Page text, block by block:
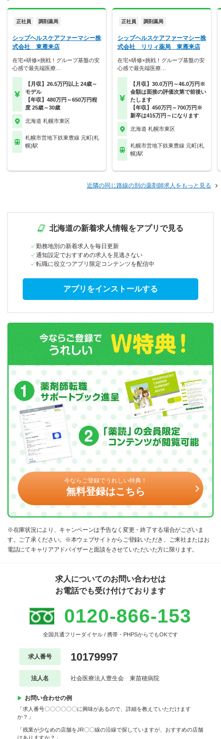
正社員 調剤薬局
シップヘルスケアファーマシー株
式会社 東雁来店
在宅×研修×挑戦！グループ基盤の安
心感で最先端医療…
【月収】26.5万円以上 24歳～
モデル
【年収】480万円～650万円程
度 25歳～30歳
北海道 札幌市東区
札幌市営地下鉄東豊線 元町(札
幌)駅
正社員 調剤薬局
シップヘルスケアファーマシー株
式会社 リリィ薬局 東雁来店
在宅×研修×挑戦！グループ基盤の安
心感で最先端医療…
【月収】30.0万円～46.0万円※
金額は面接の評価次第で前後い
たします
【年収】450万円～700万円※
新卒は415万円～になります
北海道 札幌市東区
札幌市営地下鉄東豊線 元町(札
幌)駅
近隣の同じ路線の別の薬剤師求人をもっと見る
北海道の新着求人情報をアプリで見る
勤務地別の新着求人を毎日更新
通知設定でおすすめの求人を見逃さない
転職に役立つアプリ限定コンテンツを配信中
アプリをインストールする
今ならご登録でうれしい特典！
無料登録はこちら
※在庫状況により、キャンペーンは予告なく変更・終了する場合がございま
す。ご了承ください。※本ウェブサイトからご登録いただき、ご来社またはお
電話にてキャリアアドバイザーと面談をさせていただいた方に限ります。
求人についてのお問い合わせは
お電話でも受け付けております
0120-866-153
全国共通フリーダイヤル / 携帯・PHPSからでもOKです
求人番号 10179997
法人名 社会医療法人豊生会 東苗穂病院
お問い合わせの例
「求人番号〇〇〇〇〇〇に興味があるので、詳細を教えていただけます
か？」
「残業が少なめの店舗をJR〇〇線の沿線で探していますが、おすすめの店舗
はありますか？」